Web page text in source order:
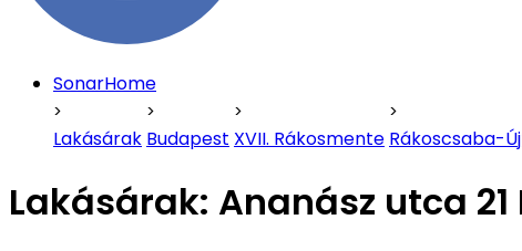
SonarHome
Lakásárak Budapest XVII. Rákosmente Rákoscsaba-
Lakásárak: Ananász utca